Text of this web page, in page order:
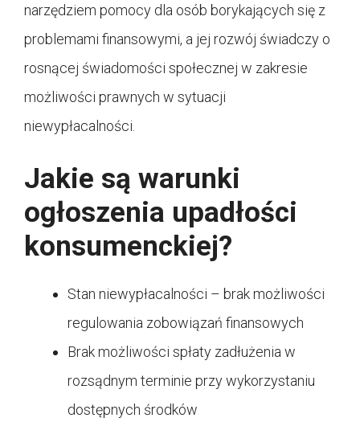
narzędziem pomocy dla osób borykających się z
problemami finansowymi, a jej rozwój świadczy o
rosnącej świadomości społecznej w zakresie
możliwości prawnych w sytuacji
niewypłacalności.
Jakie są warunki
ogłoszenia upadłości
konsumenckiej?
Stan niewypłacalności – brak możliwości
regulowania zobowiązań finansowych
Brak możliwości spłaty zadłużenia w
rozsądnym terminie przy wykorzystaniu
dostępnych środków